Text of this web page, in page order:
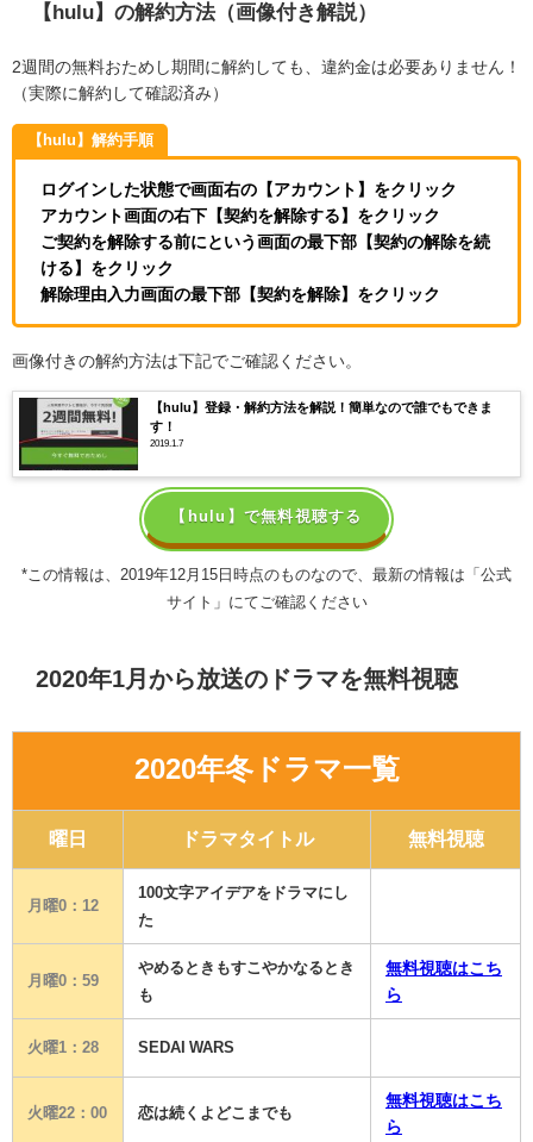
【hulu】 の解約方法（画像付き解説）
2週間の無料おためし期間に解約しても、違約金は必要ありません！
（実際に解約して確認済み）
【hulu】解約手順
ログインした状態で画面右の【アカウント】をクリック
アカウント画面の右下【契約を解除する】をクリック
ご契約を解除する前にという画面の最下部【契約の解除を続
ける】をクリック
解除理由入力画面の最下部【契約を解除】をクリック
画像付きの解約方法は下記でご確認ください。
【hulu】登録・解約方法を解説！簡単なので誰でもできま
す！
2019.1.7
【hulu】で無料視聴する
*この情報は、2019年12月15日時点のものなので、最新の情報は「公式
サイト」にてご確認ください
2020年1月から放送のドラマを無料視聴
2020年冬ドラマ一覧
曜日 ドラマタイトル 無料視聴
月曜0：12
100文字アイデアをドラマにし
た
月曜0：59
やめるときもすこやかなるとき
も
無料視聴はこち
ら
火曜1：28 SEDAI WARS
火曜22：00 恋は続くよどこまでも
無料視聴はこち
ら